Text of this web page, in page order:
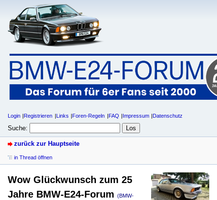
Login Registrieren Links Foren-Regeln FAQ Impressum Datenschutz
Suche:
zurück zur Hauptseite
in Thread öffnen
Wow Glückwunsch zum 25
Jahre BMW-E24-Forum (BMW-